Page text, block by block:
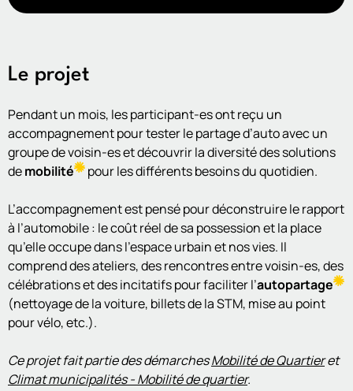
Le projet
Pendant un mois, les participant-es ont reçu un
accompagnement pour tester le partage d’auto avec un
groupe de voisin-es et découvrir la diversité des solutions
demobilité pour les différents besoins du quotidien.
L’accompagnement est pensé pour déconstruire le rapport
à l’automobile : le coût réel de sa possession et la place
qu’elle occupe dans l’espace urbain et nos vies. Il
comprend des ateliers, des rencontres entre voisin-es, des
célébrations et des incitatifs pour faciliter l’autopartage
(nettoyage de la voiture, billets de la STM, mise au point
pour vélo, etc.).
Ce projet fait partie des démarchesMobilité de Quartieret
Climat municipalités - Mobilité de quartier.